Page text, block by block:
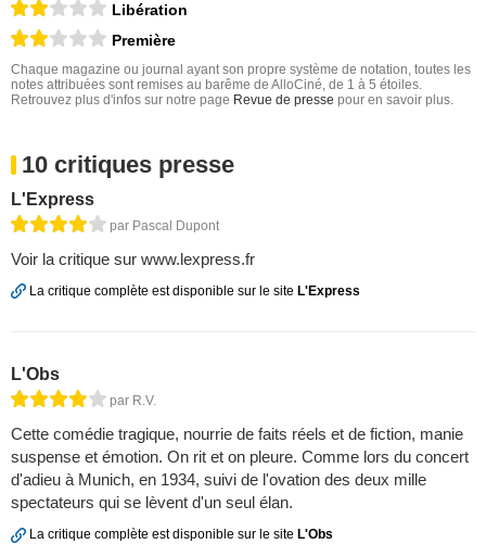
Libération
Première
Chaque magazine ou journal ayant son propre système de notation, toutes les
notes attribuées sont remises au barême de AlloCiné, de 1 à 5 étoiles.
Retrouvez plus d'infos sur notre page Revue de presse pour en savoir plus.
10 critiques presse
L'Express
par Pascal Dupont
Voir la critique sur www.lexpress.fr
La critique complète est disponible sur le site L'Express
L'Obs
par R.V.
Cette comédie tragique, nourrie de faits réels et de fiction, manie
suspense et émotion. On rit et on pleure. Comme lors du concert
d'adieu à Munich, en 1934, suivi de l'ovation des deux mille
spectateurs qui se lèvent d'un seul élan.
La critique complète est disponible sur le site L'Obs